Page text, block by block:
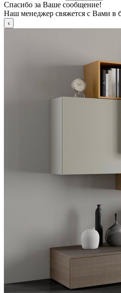
Спасибо за Ваше сообщение!
Наш менеджер свяжется с Вами в